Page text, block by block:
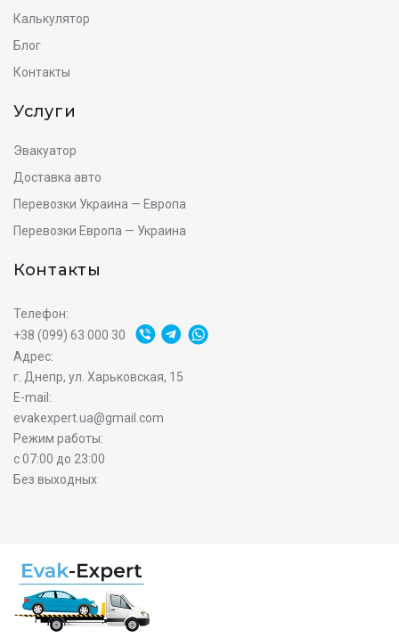
Калькулятор
Блог
Контакты
Услуги
Эвакуатор
Доставка авто
Перевозки Украина — Европа
Перевозки Европа — Украина
Контакты
Телефон:
+38 (099) 63 000 30
Адрес:
г. Днепр, ул. Харьковская, 15
E-mail:
evakexpert.ua@gmail.com
Режим работы:
с 07:00 до 23:00
Без выходных